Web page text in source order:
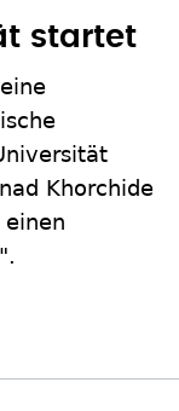
startet
Khorchide